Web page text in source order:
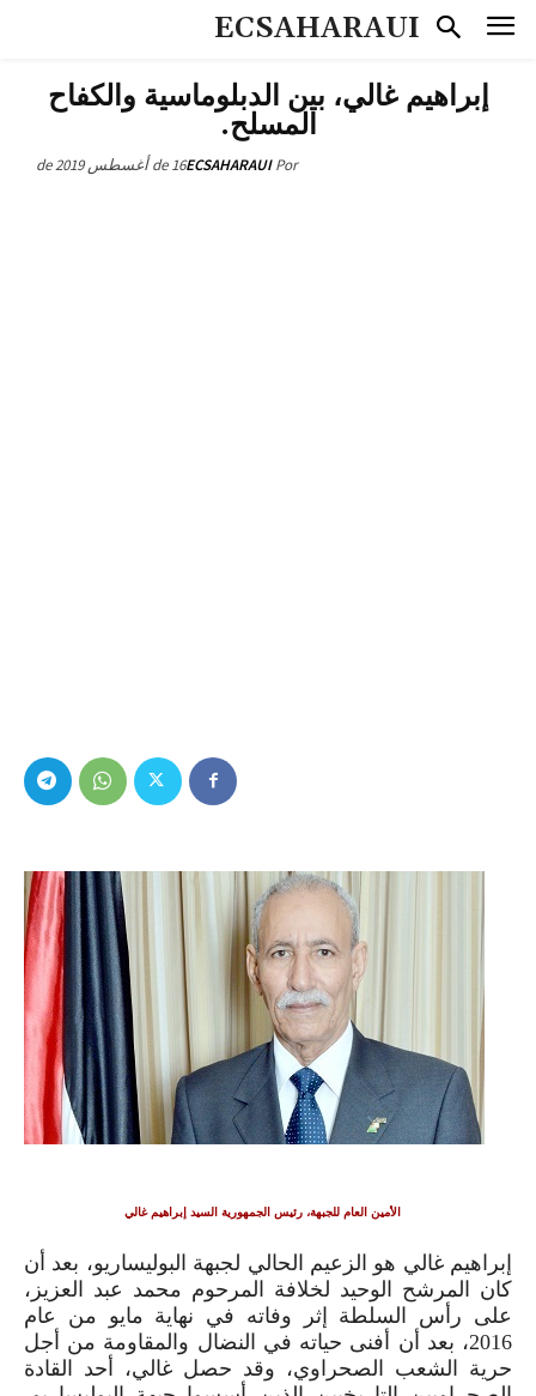
ECSAHARAUI
إبراهيم غالي، بين الدبلوماسية والكفاح
المسلح.
Por
ECSAHARAUI16 de أغسطس de 2019
الأمين العام للجبهة، رئيس الجمهورية السيد إبراهيم غالي
إبراهيم غالي هو الزعيم الحالي لجبهة البوليساريو، بعد أن
كان المرشح الوحيد لخلافة المرحوم محمد عبد العزيز،
على رأس السلطة إثر وفاته في نهاية مايو من عام
2016، بعد أن أفنى حياته في النضال والمقاومة من أجل
حرية الشعب الصحراوي، وقد حصل غالي، أحد القادة